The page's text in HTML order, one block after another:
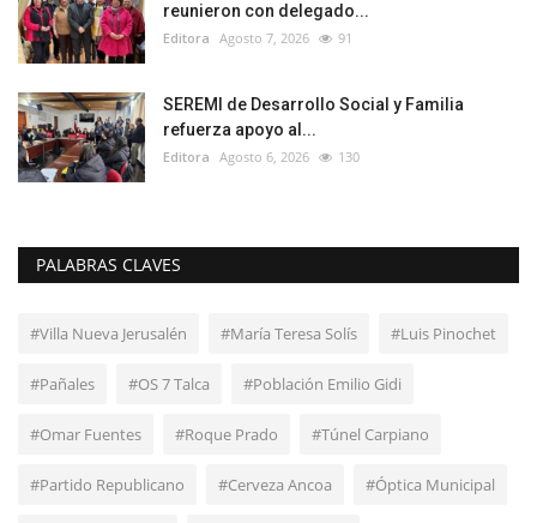
reunieron con delegado...
Editora Agosto 7, 2026 91
SEREMI de Desarrollo Social y Familia
refuerza apoyo al...
Editora Agosto 6, 2026 130
PALABRAS CLAVES
#Villa Nueva Jerusalén #María Teresa Solís #Luis Pinochet
#Pañales #OS 7 Talca #Población Emilio Gidi
#Omar Fuentes #Roque Prado #Túnel Carpiano
#Partido Republicano #Cerveza Ancoa #Óptica Municipal